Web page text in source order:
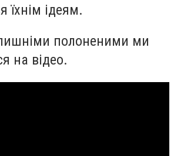
їхнім ідеям.
полоненими ми
на відео.